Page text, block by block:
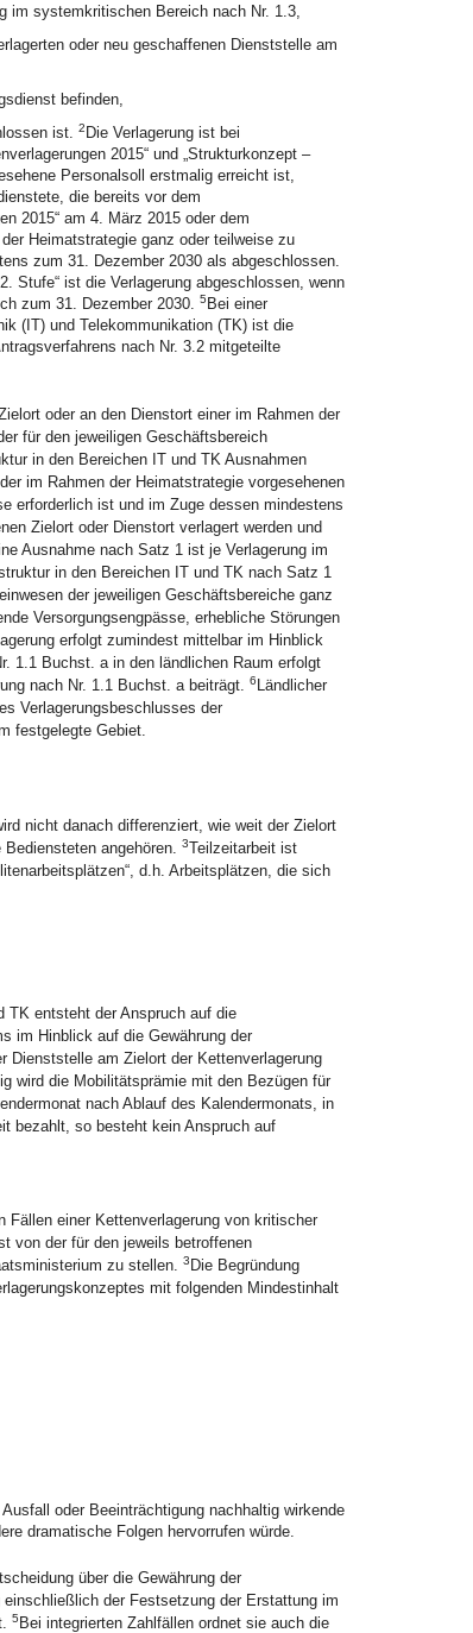
im systemkritischen Bereich nach Nr. 1.3,
oder neu geschaffenen Dienststelle am
befinden,
ist. 2 Die Verlagerung ist bei
2015“ und „Strukturkonzept –
Personalsoll erstmalig erreicht ist,
die bereits vor dem
2015“ am 4. März 2015 oder dem
Heimatstrategie ganz oder teilweise zu
zum 31. Dezember 2030 als abgeschlossen.
Stufe“ ist die Verlagerung abgeschlossen, wenn
zum 31. Dezember 2030. 5 Bei einer
(IT) und Telekommunikation (TK) ist die
nach Nr. 3.2 mitgeteilte
oder an den Dienstort einer im Rahmen der
für den jeweiligen Geschäftsbereich
in den Bereichen IT und TK Ausnahmen
im Rahmen der Heimatstrategie vorgesehenen
erforderlich ist und im Zuge dessen mindestens
Zielort oder Dienstort verlagert werden und
Ausnahme nach Satz 1 ist je Verlagerung im
in den Bereichen IT und TK nach Satz 1
der jeweiligen Geschäftsbereiche ganz
Versorgungsengpässe, erhebliche Störungen
erfolgt zumindest mittelbar im Hinblick
1.1 Buchst. a in den ländlichen Raum erfolgt
nach Nr. 1.1 Buchst. a beiträgt. 6 Ländlicher
Verlagerungsbeschlusses der
festgelegte Gebiet.
nicht danach differenziert, wie weit der Zielort
angehören. 3Teilzeitarbeit ist
d.h. Arbeitsplätzen, die sich
TK entsteht der Anspruch auf die
im Hinblick auf die Gewährung der
Dienststelle am Zielort der Kettenverlagerung
wird die Mobilitätsprämie mit den Bezügen für
nach Ablauf des Kalendermonats, in
bezahlt, so besteht kein Anspruch auf
Fällen einer Kettenverlagerung von kritischer
von der für den jeweils betroffenen
zu stellen. 3 Die Begründung
mit folgenden Mindestinhalt
oder Beeinträchtigung nachhaltig wirkende
dramatische Folgen hervorrufen würde.
über die Gewährung der
der Festsetzung der Erstattung im
5 Bei integrierten Zahlfällen ordnet sie auch die